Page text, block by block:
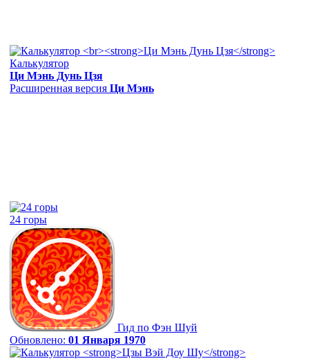
Калькулятор
Ци Мэнь Дунь Цзя
Расширенная версия Ци Мэнь
24 горы
Гид по Фэн Шуй
Обновлено: 01 Января 1970